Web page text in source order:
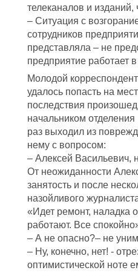
телеканалов и
– Ситуация с
сотрудников
представляла – не
предприятие работает
Молодой
удалось попасть на
последствия
начальником
раз выходил из
нему с вопросом:
– Алексей Васильевич,
От неожиданности
занятость и после
назойливого
«Идет ремонт, наладка
работают. Все
– А не опасно?– не
– Ну, конечно, нет! -
оптимистической ноте